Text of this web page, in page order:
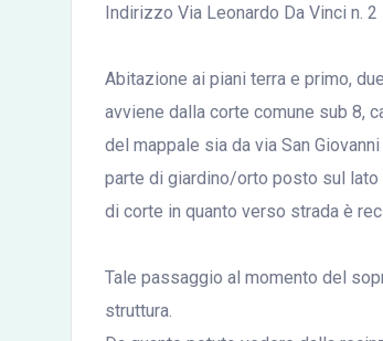
Indirizzo Via Leonardo Da Vinci n.
Abitazione ai piani terra e primo,
avviene dalla corte comune sub 8,
del mappale sia da via San
parte di giardino/orto posto sul
di corte in quanto verso strada è
Tale passaggio al momento del
struttura.